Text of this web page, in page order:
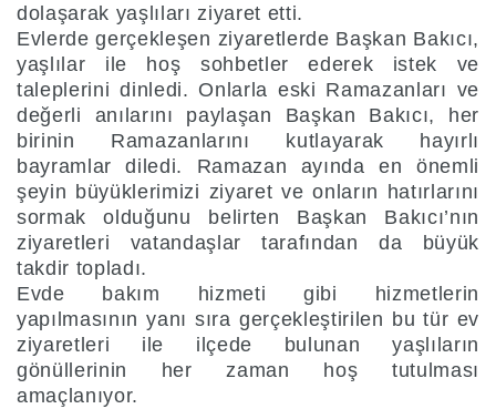
dolaşarak yaşlıları ziyaret etti.
Evlerde gerçekleşen ziyaretlerde Başkan Bakıcı,
yaşlılar ile hoş sohbetler ederek istek ve
taleplerini dinledi. Onlarla eski Ramazanları ve
değerli anılarını paylaşan Başkan Bakıcı, her
birinin Ramazanlarını kutlayarak hayırlı
bayramlar diledi. Ramazan ayında en önemli
şeyin büyüklerimizi ziyaret ve onların hatırlarını
sormak olduğunu belirten Başkan Bakıcı’nın
ziyaretleri vatandaşlar tarafından da büyük
takdir topladı.
Evde bakım hizmeti gibi hizmetlerin
yapılmasının yanı sıra gerçekleştirilen bu tür ev
ziyaretleri ile ilçede bulunan yaşlıların
gönüllerinin her zaman hoş tutulması
amaçlanıyor.